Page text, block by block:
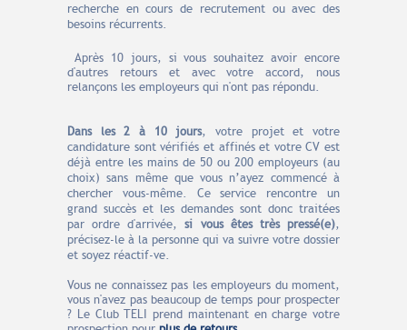
recherche en cours de recrutement ou avec des
besoins récurrents.
Après 10 jours, si vous souhaitez avoir encore
d'autres retours et avec votre accord, nous
relançons les employeurs qui n'ont pas répondu.
Dans les 2 à 10 jours, votre projet et votre
candidature sont vérifiés et affinés et votre CV est
déjà entre les mains de 50 ou 200 employeurs (au
choix) sans même que vous n’ayez commencé à
chercher vous-même. Ce service rencontre un
grand succès et les demandes sont donc traitées
par ordre d'arrivée,si vous êtes très pressé(e),
précisez-le à la personne qui va suivre votre dossier
et soyez réactif-ve.
Vous ne connaissez pas les employeurs du moment,
vous n'avez pas beaucoup de temps pour prospecter
? Le Club TELI prend maintenant en charge votre